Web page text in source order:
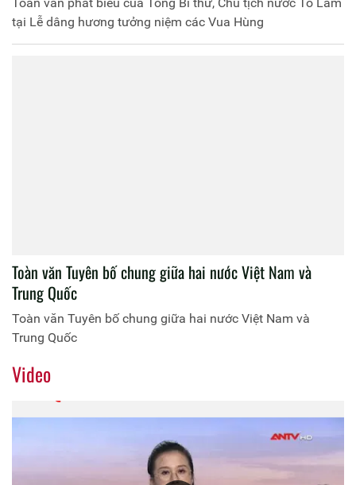
tại Lễ dâng hương tưởng niệm các Vua Hùng
Toàn văn Tuyên bố chung giữa hai nước Việt Nam và
Trung Quốc
Toàn văn Tuyên bố chung giữa hai nước Việt Nam và
Trung Quốc
Video